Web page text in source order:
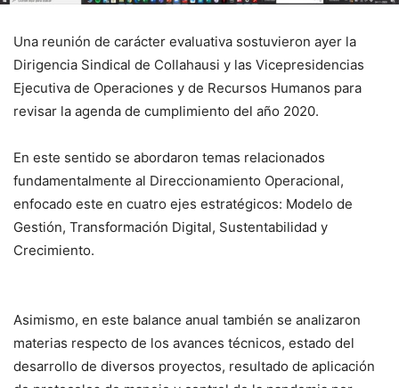
Una reunión de carácter evaluativa sostuvieron ayer la
Dirigencia Sindical de Collahausi y las Vicepresidencias
Ejecutiva de Operaciones y de Recursos Humanos para
revisar la agenda de cumplimiento del año 2020.
En este sentido se abordaron temas relacionados
fundamentalmente al Direccionamiento Operacional,
enfocado este en cuatro ejes estratégicos: Modelo de
Gestión, Transformación Digital, Sustentabilidad y
Crecimiento.
Asimismo, en este balance anual también se analizaron
materias respecto de los avances técnicos, estado del
desarrollo de diversos proyectos, resultado de aplicación